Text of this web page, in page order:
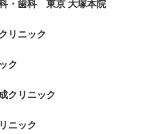
・歯科 東京 大塚本院
リニック
ク
クリニック
ニック